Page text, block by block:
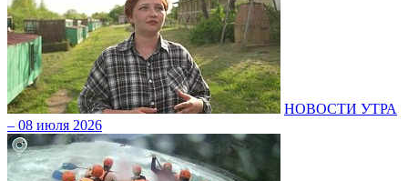
НОВОСТИ УТРА
– 08 июля 2026